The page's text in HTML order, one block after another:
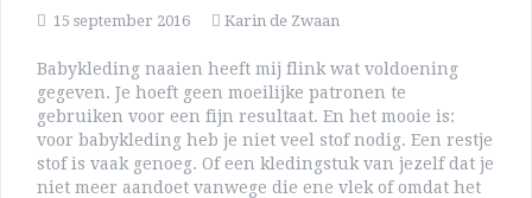
15 september 2016 Karin de Zwaan
Babykleding naaien heeft mij flink wat voldoening
gegeven. Je hoeft geen moeilijke patronen te
gebruiken voor een fijn resultaat. En het mooie is:
voor babykleding heb je niet veel stof nodig. Een restje
stof is vaak genoeg. Of een kledingstuk van jezelf dat je
niet meer aandoet vanwege die ene vlek of omdat het